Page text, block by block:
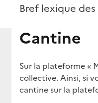
Bref lexique
Cantine
Sur la plateforme «
collective. Ainsi, si
cantine sur la